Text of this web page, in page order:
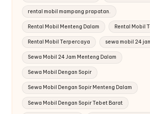
rental mobil mampang prapatan.
Rental Mobil Menteng Dalam Rental Mobil
Rental Mobil Terpercaya sewa mobil 24
Sewa Mobil 24 Jam Menteng Dalam
Sewa Mobil Dengan Sopir
Sewa Mobil Dengan Sopir Menteng Dalam
Sewa Mobil Dengan Sopir Tebet Barat